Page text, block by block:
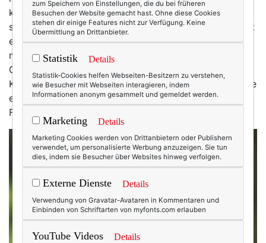
klügsten, bezauberndsten und einmaligsten überhaupt
sind – ja, weltweit! Wie deine eben auch. Mit Katzen ist
es wie mit Kindern: Die eigenen sind die süßesten und
man verzeiht ihnen grundsätzlich alles. Zerfetzte
Couchkissen. Kleine … Malheurs auf dem
Kuschelteppich im Kinderzimmer. Die feuchte Nase, die
einen um 3.30 Uhr morgens wachstupst, weil der
Futternapf leer ist …
zum Speichern von Einstellungen, die du bei früheren
Besuchen der Website gemacht hast. Ohne diese Cookies
stehen dir einige Features nicht zur Verfügung. Keine
Übermittlung an Drittanbieter.
Statistik Details
Statistik-Cookies helfen Webseiten-Besitzern zu verstehen,
wie Besucher mit Webseiten interagieren, indem
Informationen anonym gesammelt und gemeldet werden.
Marketing Details
Marketing Cookies werden von Drittanbietern oder Publishern
verwendet, um personalisierte Werbung anzuzeigen. Sie tun
dies, indem sie Besucher über Websites hinweg verfolgen.
Externe Dienste Details
Verwendung von Gravatar-Avataren in Kommentaren und
Einbinden von Schriftarten von myfonts.com erlauben
YouTube Videos Details